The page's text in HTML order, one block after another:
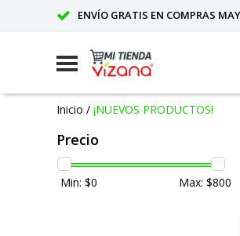
ENVÍO GRATIS EN COMPRAS
Inicio / ¡NUEVOS PRODUCTOS!
Precio
Min: $0 Max: $800